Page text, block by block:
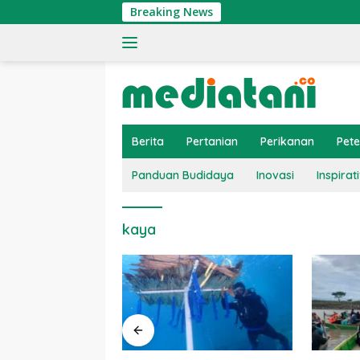
ke
Breaking News
Berita Pertanian Perikanan
Panduan Budidaya Inovasi
kaya